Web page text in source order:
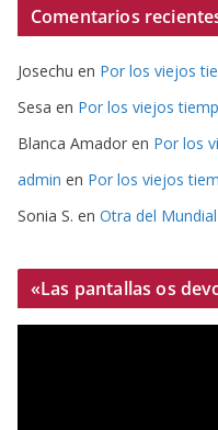
Comentarios
Josechu en Por los viejos
Sesa en Por los viejos
Blanca Amador en Por los
admin en Por los viejos
Sonia S. en Otra del Mundial
«Las pantallas os